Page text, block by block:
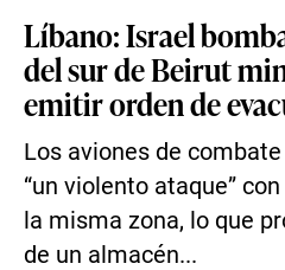
Líbano: Israel
del sur de Beirut
emitir orden de
Los aviones de
“un violento ataque”
la misma zona, lo que
de un almacén...